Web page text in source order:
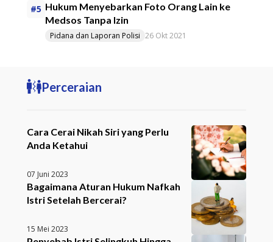
#5 Hukum Menyebarkan Foto Orang Lain ke
Medsos Tanpa Izin
Pidana dan Laporan Polisi 26 Okt 2021
Perceraian
Cara Cerai Nikah Siri yang Perlu
Anda Ketahui
07 Juni 2023
Bagaimana Aturan Hukum Nafkah
Istri Setelah Bercerai?
15 Mei 2023